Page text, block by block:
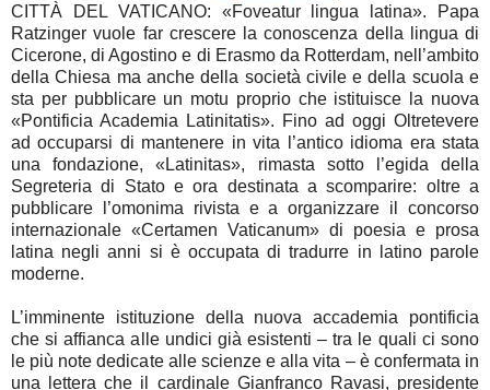
CITTÀ DEL VATICANO: «Foveatur lingua latina». Papa
Ratzinger vuole far crescere la conoscenza della lingua di
Cicerone, di Agostino e di Erasmo da Rotterdam, nell’ambito
della Chiesa ma anche della società civile e della scuola e
sta per pubblicare un motu proprio che istituisce la nuova
«Pontificia Academia Latinitatis». Fino ad oggi Oltretevere
ad occuparsi di mantenere in vita l’antico idioma era stata
una fondazione, «Latinitas», rimasta sotto l’egida della
Segreteria di Stato e ora destinata a scomparire: oltre a
pubblicare l’omonima rivista e a organizzare il concorso
internazionale «Certamen Vaticanum» di poesia e prosa
latina negli anni si è occupata di tradurre in latino parole
moderne.
L’imminente istituzione della nuova accademia pontificia
che si affianca alle undici già esistenti – tra le quali ci sono
le più note dedicate alle scienze e alla vita – è confermata in
una lettera che il cardinale Gianfranco Ravasi, presidente